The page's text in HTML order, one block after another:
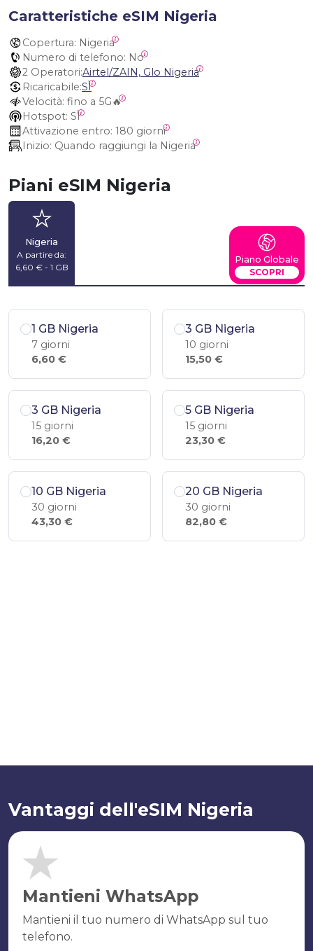
Caratteristiche eSIM Nigeria
Copertura: Nigeria
Numero di telefono: No
2 Operatori:Airtel/ZAIN, Glo Nigeria
Ricaricabile:SÌ
Velocità: fino a 5G🔥
Hotspot: SÌ
Attivazione entro: 180 giorni
Inizio: Quando raggiungi la Nigeria
Piani eSIM Nigeria
Nigeria
A partire da:
6,60 € - 1 GB
Piano Globale
SCOPRI
1 GB Nigeria
7 giorni
6,60 €
3 GB Nigeria
10 giorni
15,50 €
3 GB Nigeria
15 giorni
16,20 €
5 GB Nigeria
15 giorni
23,30 €
10 GB Nigeria
30 giorni
43,30 €
20 GB Nigeria
30 giorni
82,80 €
Vantaggi dell'eSIM Nigeria
Mantieni WhatsApp
Mantieni il tuo numero di WhatsApp sul tuo
telefono.